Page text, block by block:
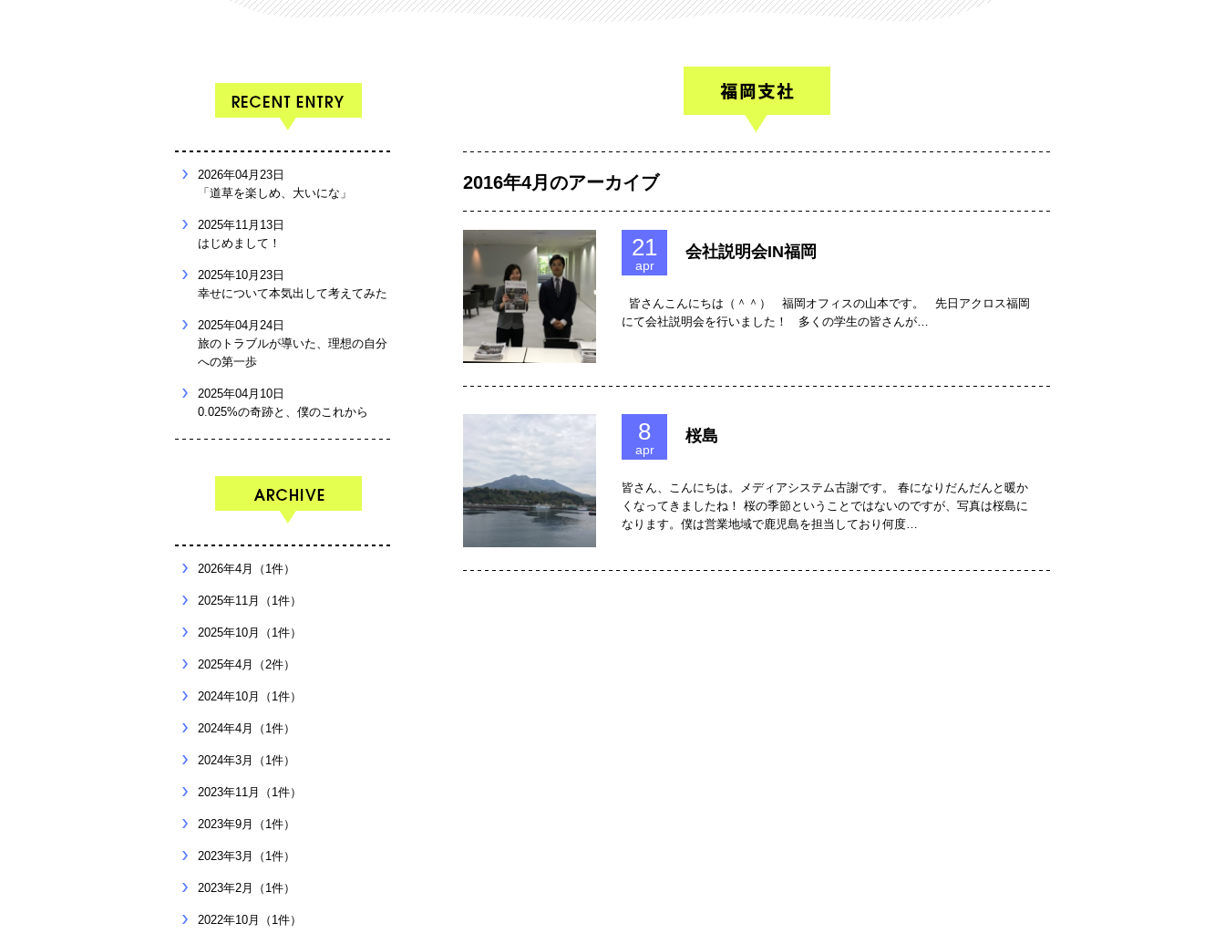
2026年04月23日
「道草を楽しめ、大いにな」
2025年11月13日
はじめまして！
2025年10月23日
幸せについて本気出して考えてみた
2025年04月24日
旅のトラブルが導いた、理想の自分
への第一歩
2025年04月10日
0.025%の奇跡と、僕のこれから
2026年4月（1件）
2025年11月（1件）
2025年10月（1件）
2025年4月（2件）
2024年10月（1件）
2024年4月（1件）
2024年3月（1件）
2023年11月（1件）
2023年9月（1件）
2023年3月（1件）
2023年2月（1件）
2022年10月（1件）
2016年4月のアーカイブ
21
apr
会社説明会IN福岡
皆さんこんにちは（＾＾） 福岡オフィスの山本です。 先日アクロス福岡
にて会社説明会を行いました！ 多くの学生の皆さんが…
8
apr
桜島
皆さん、こんにちは。メディアシステム古謝です。 春になりだんだんと暖か
くなってきましたね！ 桜の季節ということではないのですが、写真は桜島に
なります。僕は営業地域で鹿児島を担当しており何度…